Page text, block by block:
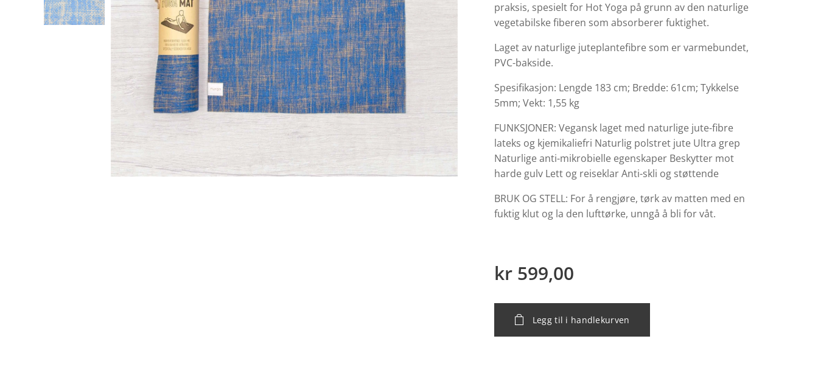
praksis, spesielt for Hot Yoga på grunn av den naturlige
vegetabilske fiberen som absorberer fuktighet.
Laget av naturlige juteplantefibre som er varmebundet,
PVC-bakside.
Spesifikasjon: Lengde 183 cm; Bredde: 61cm; Tykkelse
5mm; Vekt: 1,55 kg
FUNKSJONER: Vegansk laget med naturlige jute-fibre
lateks og kjemikaliefri Naturlig polstret jute Ultra grep
Naturlige anti-mikrobielle egenskaper Beskytter mot
harde gulv Lett og reiseklar Anti-skli og støttende
BRUK OG STELL: For å rengjøre, tørk av matten med en
fuktig klut og la den lufttørke, unngå å bli for våt.
kr 599,00
Legg til i handlekurven